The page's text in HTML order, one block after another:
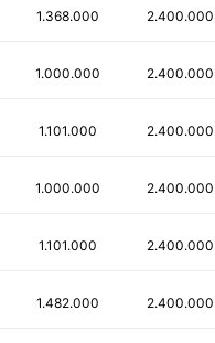
1.368.000 2.400.000
1.000.000 2.400.000
1.101.000 2.400.000
1.000.000 2.400.000
1.101.000 2.400.000
1.482.000 2.400.000